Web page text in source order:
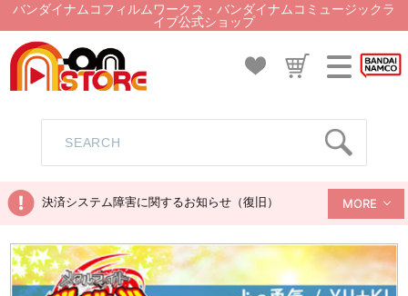
バンダイナムコフィルムワークス・バンダイナムコミュージックラ
イブ公式ショップ
決済システム障害に関するお知らせ（復旧） MORE